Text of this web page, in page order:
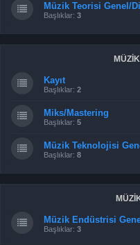
Müzik Teorisi Genel/
Başlıklar: 3
Kayıt
Başlıklar: 2
Miks/Mastering
Başlıklar: 5
Müzik Teknolojisi
Başlıklar: 8
Müzik Endüstrisi
Başlıklar: 3